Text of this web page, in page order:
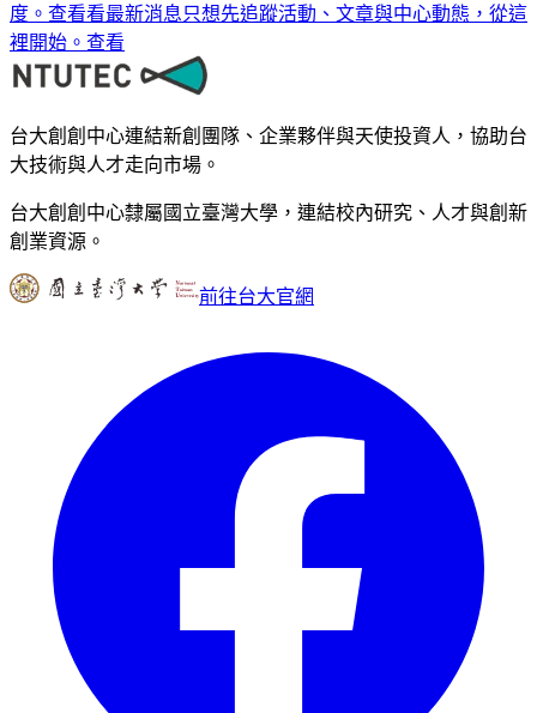
度。 查看看最新消息只想先追蹤活動、文章與中心動態，從這
裡開始。 查看
台大創創中心連結新創團隊、企業夥伴與天使投資人，協助台
大技術與人才走向市場。
台大創創中心隸屬國立臺灣大學，連結校內研究、人才與創新
創業資源。
前往台大官網